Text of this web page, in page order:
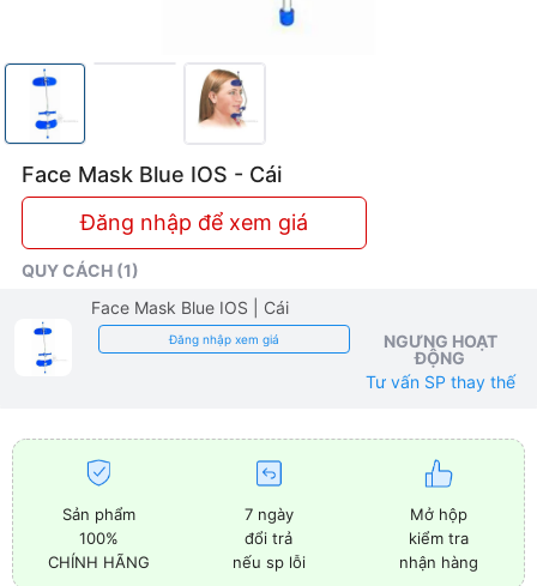
Face Mask Blue IOS - Cái
Đăng nhập để xem giá
QUY CÁCH (1)
Face Mask Blue IOS
| Cái
Đăng nhập xem giá
NGƯNG HOẠT
ĐỘNG
Tư vấn SP thay thế
Sản phẩm
100%
CHÍNH HÃNG
7 ngày
đổi trả
nếu sp lỗi
Mở hộp
kiểm tra
nhận hàng